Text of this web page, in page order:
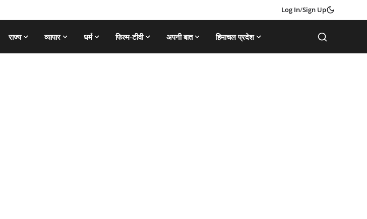
Log In/Sign Up
राज्य व्यापार धर्म फिल्म-टीवी अपनी बात हिमाचल प्रदेश